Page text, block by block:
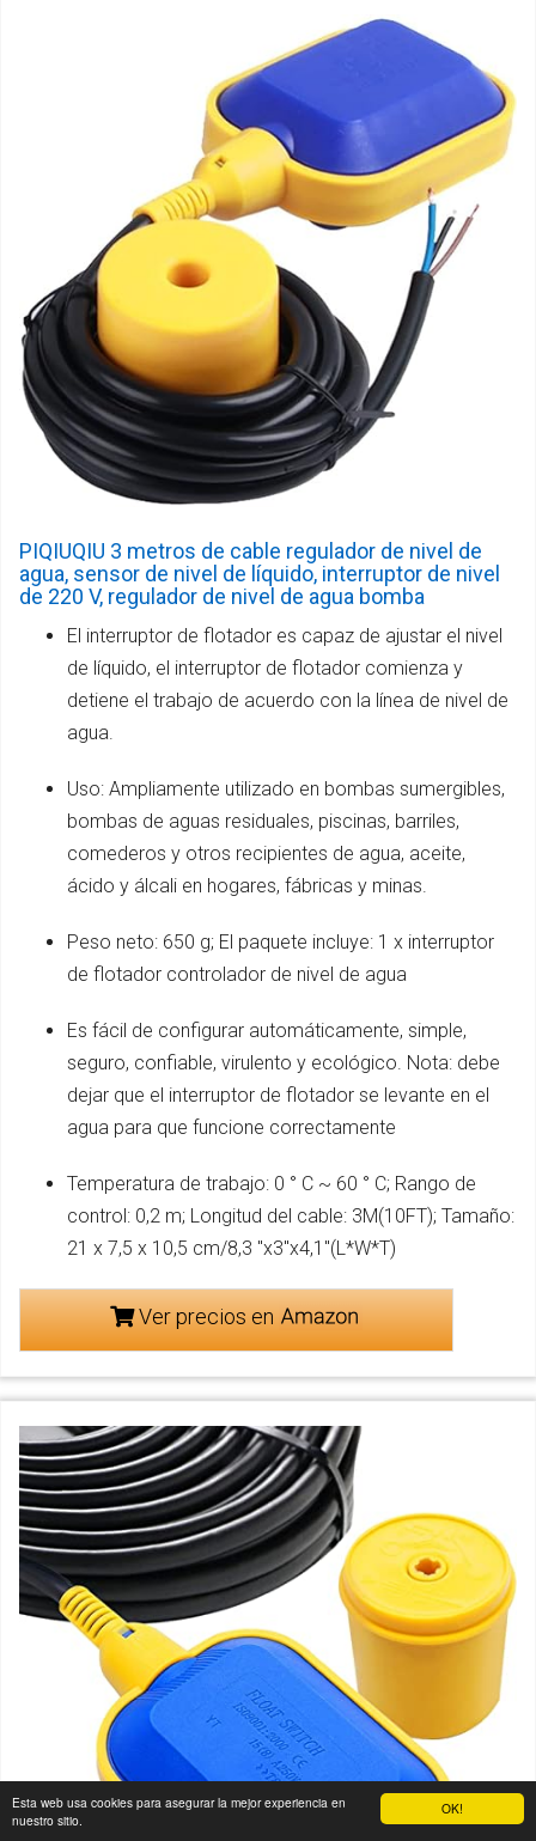
OK!
Esta web usa cookies para asegurar la mejor experiencia en
nuestro sitio.
PIQIUQIU 3 metros de cable regulador de nivel de
agua, sensor de nivel de líquido, interruptor de nivel
de 220 V, regulador de nivel de agua bomba
El interruptor de flotador es capaz de ajustar el nivel
de líquido, el interruptor de flotador comienza y
detiene el trabajo de acuerdo con la línea de nivel de
agua.
Uso: Ampliamente utilizado en bombas sumergibles,
bombas de aguas residuales, piscinas, barriles,
comederos y otros recipientes de agua, aceite,
ácido y álcali en hogares, fábricas y minas.
Peso neto: 650 g; El paquete incluye: 1 x interruptor
de flotador controlador de nivel de agua
Es fácil de configurar automáticamente, simple,
seguro, confiable, virulento y ecológico. Nota: debe
dejar que el interruptor de flotador se levante en el
agua para que funcione correctamente
Temperatura de trabajo: 0 ° C ~ 60 ° C; Rango de
control: 0,2 m; Longitud del cable: 3M(10FT); Tamaño:
21 x 7,5 x 10,5 cm/8,3 "x3"x4,1"(L*W*T)
Ver precios en